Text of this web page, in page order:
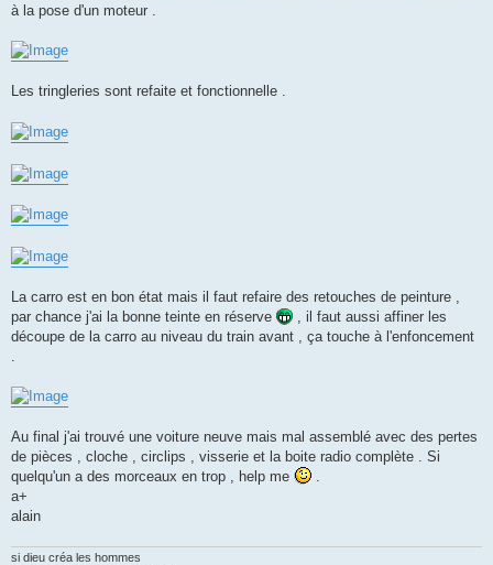
à la pose d'un moteur .
Les tringleries sont refaite et fonctionnelle .
La carro est en bon état mais il faut refaire des retouches de peinture ,
par chance j'ai la bonne teinte en réserve
, il faut aussi affiner les
découpe de la carro au niveau du train avant , ça touche à l'enfoncement
Au final j'ai trouvé une voiture neuve mais mal assemblé avec des pertes
de pièces , cloche , circlips , visserie et la boite radio complète . Si
quelqu'un a des morceaux en trop , help me
.
a+
alain
si dieu créa les hommes